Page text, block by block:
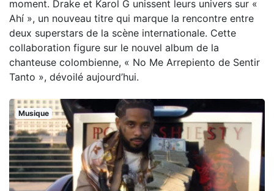
moment. Drake et Karol G unissent leurs univers sur «
Ahí », un nouveau titre qui marque la rencontre entre
deux superstars de la scène internationale. Cette
collaboration figure sur le nouvel album de la
chanteuse colombienne, « No Me Arrepiento de Sentir
Tanto », dévoilé aujourd’hui.
Musique